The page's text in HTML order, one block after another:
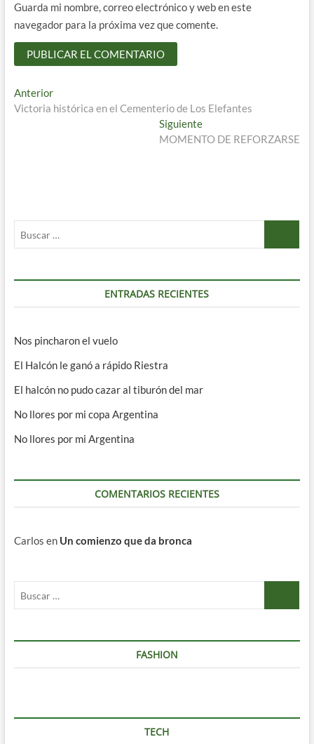
Guarda mi nombre, correo electrónico y web en este
navegador para la próxima vez que comente.
Navegación
de
AnteriorEntrada
anterior:
Victoria histórica en el Cementerio de Los Elefantes
SiguienteEntrada
siguiente:
MOMENTO DE REFORZARSE
ENTRADAS RECIENTES
Nos pincharon el vuelo
El Halcón le ganó a rápido Riestra
El halcón no pudo cazar al tiburón del mar
No llores por mi copa Argentina
No llores por mi Argentina
COMENTARIOS RECIENTES
Carlos en Un comienzo que da bronca
FASHION
TECH